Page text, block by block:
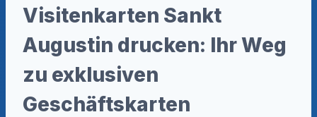
Visitenkarten Sankt
Augustin drucken: Ihr Weg
zu exklusiven
Geschäftskarten